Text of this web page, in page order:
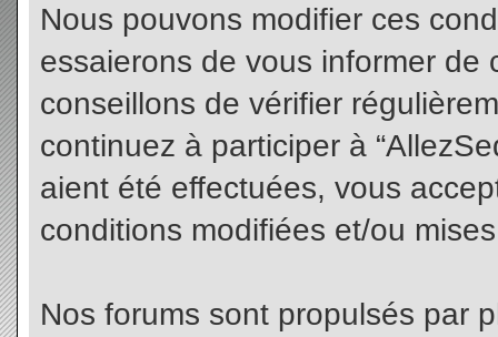
Nous pouvons modifier ces
essaierons de vous informer
conseillons de vérifier
continuez à participer à
aient été effectuées, vous
conditions modifiées et/ou
Nos forums sont propulsés par